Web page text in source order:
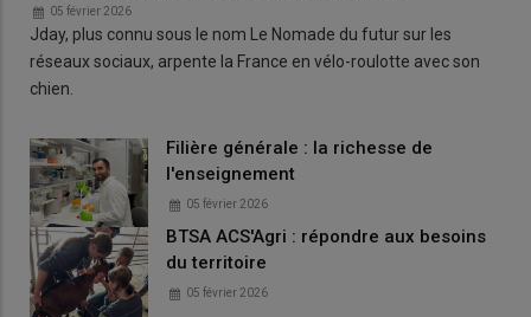
05 février 2026
Jday, plus connu sous le nom Le Nomade du futur sur les
réseaux sociaux, arpente la France en vélo-roulotte avec son
chien.
Filière générale : la richesse de
l'enseignement
05 février 2026
BTSA ACS'Agri : répondre aux besoins
du territoire
05 février 2026